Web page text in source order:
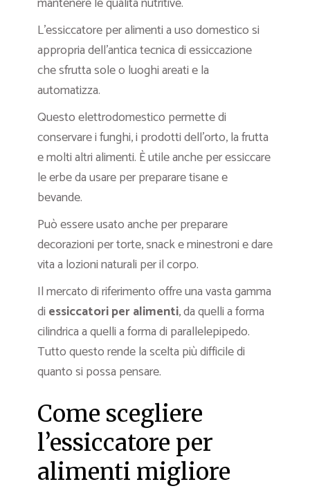
L’essiccatore per alimenti a uso domestico si
appropria dell’antica tecnica di essiccazione
che sfrutta sole o luoghi areati e la
automatizza.
Questo elettrodomestico permette di
conservare i funghi, i prodotti dell’orto, la frutta
e molti altri alimenti. È utile anche per essiccare
le erbe da usare per preparare tisane e
bevande.
Può essere usato anche per preparare
decorazioni per torte, snack e minestroni e dare
vita a lozioni naturali per il corpo.
Il mercato di riferimento offre una vasta gamma
di essiccatori per alimenti, da quelli a forma
cilindrica a quelli a forma di parallelepipedo.
Tutto questo rende la scelta più difficile di
quanto si possa pensare.
Come scegliere
l’essiccatore per
alimenti migliore